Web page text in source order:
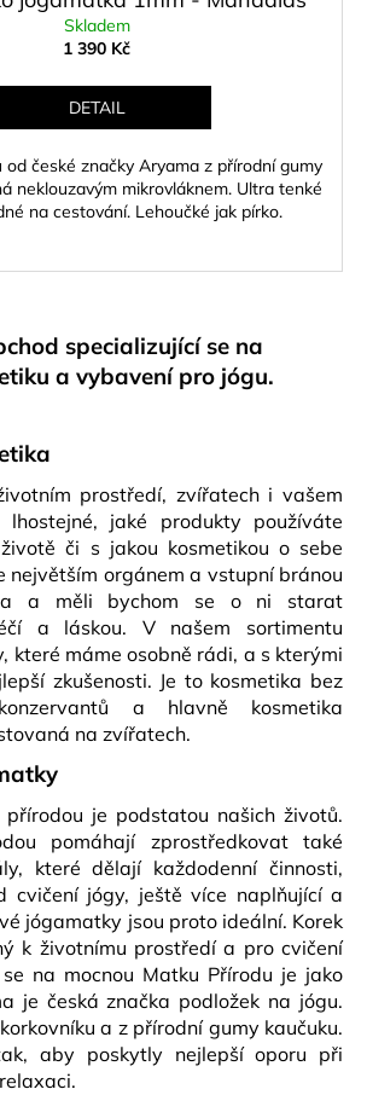
Skladem
1 390 Kč
DETAIL
od české značky Aryama z přírodní gumy
neklouzavým mikrovláknem. Ultra tenké
na cestování. Lehoučké jak pírko.
specializující se na
a vybavení pro jógu.
prostředí, zvířatech i vašem
jaké produkty používáte
či s jakou kosmetikou o sebe
největším orgánem a vstupní bránou
a měli bychom se o ni starat
a láskou. V našem sortimentu
které máme osobně rádi, a s kterými
zkušenosti. Je to kosmetika bez
a hlavně kosmetika
na zvířatech.
je podstatou našich životů.
pomáhají zprostředkovat také
které dělají každodenní činnosti,
cvičení jógy, ještě více naplňující a
jógamatky jsou proto ideální. Korek
k životnímu prostředí a pro cvičení
na mocnou Matku Přírodu je jako
je česká značka podložek na jógu.
a z přírodní gumy kaučuku.
aby poskytly nejlepší oporu při